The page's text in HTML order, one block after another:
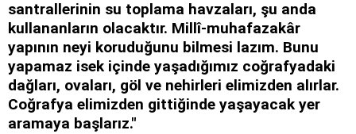
santrallerinin su toplama havzaları, şu anda
kullananların olacaktır. Millî-muhafazakâr
yapının neyi koruduğunu bilmesi lazım. Bunu
yapamaz isek içinde yaşadığımız coğrafyadaki
dağları, ovaları, göl ve nehirleri elimizden alırlar.
Coğrafya elimizden gittiğinde yaşayacak yer
aramaya başlarız."